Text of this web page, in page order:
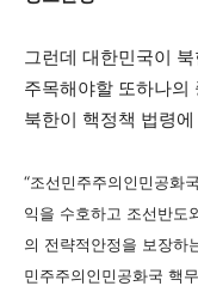
그런데 대한민국이
주목해야할 또하나
북한이 핵정책 법령
“조선민주주의인민공화
익을 수호하고 조선반도
의 전략적안정을 보장하
민주주의인민공화국 핵